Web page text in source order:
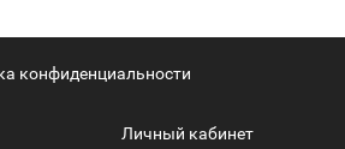
конфиденциальности
Личный кабинет